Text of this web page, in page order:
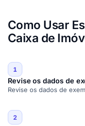
Como Usar
Caixa de
1
Revise os dados de
Revise os dados de
2